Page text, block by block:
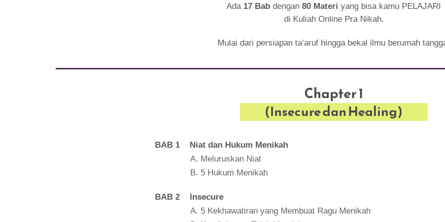
Ada 17 Bab dengan 80 Materi yang bisa kamu PELAJARI
di Kuliah Online Pra Nikah.
Mulai dari persiapan ta’aruf hingga bekal ilmu berumah
Chapter 1
(Insecure dan Healing)
BAB 1 Niat dan Hukum Menikah
Meluruskan Niat
5 Hukum Menikah
BAB 2 Insecure
5 Kekhawatiran yang Membuat Ragu Menikah